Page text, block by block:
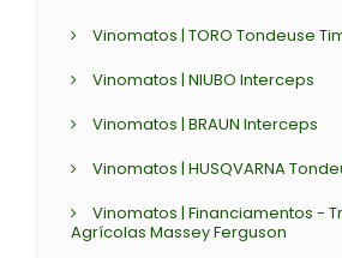
Vinomatos | TORO Tondeuse
Vinomatos | NIUBO Interceps
Vinomatos | BRAUN Interceps
Vinomatos | HUSQVARNA
Vinomatos | Financiamentos -
Agrícolas Massey Ferguson